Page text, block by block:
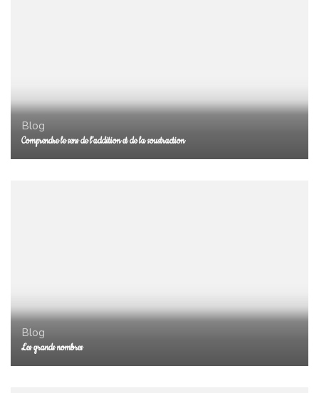
Blog
Comprendre le sens de l’addition et de la soustraction
Blog
Les grands nombres